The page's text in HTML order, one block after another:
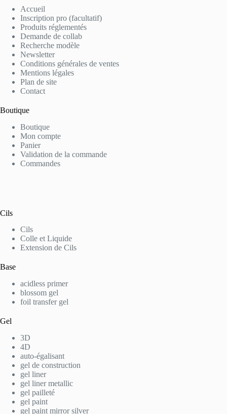
Accueil
Inscription pro (facultatif)
Produits réglementés
Demande de collab
Recherche modèle
Newsletter
Conditions générales de ventes
Mentions légales
Plan de site
Contact
Boutique
Boutique
Mon compte
Panier
Validation de la commande
Commandes
Cils
Cils
Colle et Liquide
Extension de Cils
Base
acidless primer
blossom gel
foil transfer gel
Gel
3D
4D
auto-égalisant
gel de construction
gel liner
gel liner metallic
gel pailleté
gel paint
gel paint mirror silver